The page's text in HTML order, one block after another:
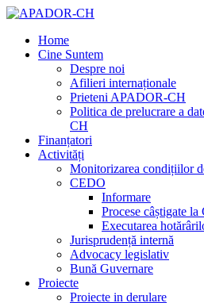
Home
Cine Suntem
Despre noi
Afilieri internaționale
Prieteni APADOR-CH
Politica de prelucrare a
CH
Finanțatori
Activități
Monitorizarea condițiilor
CEDO
Informare
Procese câștigate
Executarea
Jurisprudență internă
Advocacy legislativ
Bună Guvernare
Proiecte
Proiecte in derulare